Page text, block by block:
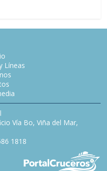
Líneas
Vía Bo, Viña del Mar,
1818